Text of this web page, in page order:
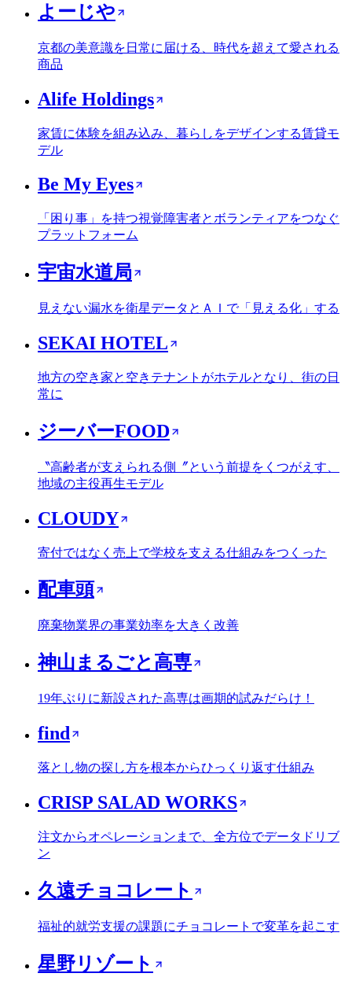
よーじや
京都の美意識を日常に届ける、時代を超えて愛される
商品
Alife Holdings
家賃に体験を組み込み、暮らしをデザインする賃貸モ
デル
Be My Eyes
「困り事」を持つ視覚障害者とボランティアをつなぐ
プラットフォーム
宇宙水道局
見えない漏水を衛星データとＡＩで「見える化」する
SEKAI HOTEL
地方の空き家と空きテナントがホテルとなり、街の日
常に
ジーバーFOOD
〝高齢者が支えられる側〞という前提をくつがえす、
地域の主役再生モデル
CLOUDY
寄付ではなく売上で学校を支える仕組みをつくった
配車頭
廃棄物業界の事業効率を大きく改善
神山まるごと高専
19年ぶりに新設された高専は画期的試みだらけ！
find
落とし物の探し方を根本からひっくり返す仕組み
CRISP SALAD WORKS
注文からオペレーションまで、全方位でデータドリブ
ン
久遠チョコレート
福祉的就労支援の課題にチョコレートで変革を起こす
星野リゾート